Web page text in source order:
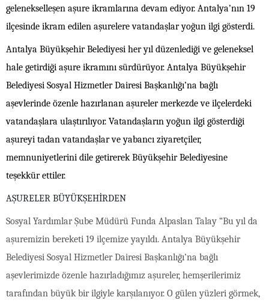
gelenekselleşen aşure ikramlarına devam ediyor. Antalya’nın 19
ilçesinde ikram edilen aşurelere vatandaşlar yoğun ilgi gösterdi.
Antalya Büyükşehir Belediyesi her yıl düzenlediği ve geleneksel
hale getirdiği aşure ikramını sürdürüyor. Antalya Büyükşehir
Belediyesi Sosyal Hizmetler Dairesi Başkanlığı’na bağlı
aşevlerinde özenle hazırlanan aşureler merkezde ve ilçelerdeki
vatandaşlara ulaştırılıyor. Vatandaşların yoğun ilgi gösterdiği
aşureyi tadan vatandaşlar ve yabancı ziyaretçiler,
memnuniyetlerini dile getirerek Büyükşehir Belediyesine
teşekkür ettiler.
AŞURELER BÜYÜKŞEHİRDEN
Sosyal Yardımlar Şube Müdürü Funda Alpaslan Talay “Bu yıl da
aşuremizin bereketi 19 ilçemize yayıldı. Antalya Büyükşehir
Belediyesi Sosyal Hizmetler Dairesi Başkanlığı’na bağlı
aşevlerimizde özenle hazırladığımız aşureler, hemşerilerimiz
tarafından büyük bir ilgiyle karşılanıyor. O gülen yüzleri görmek,